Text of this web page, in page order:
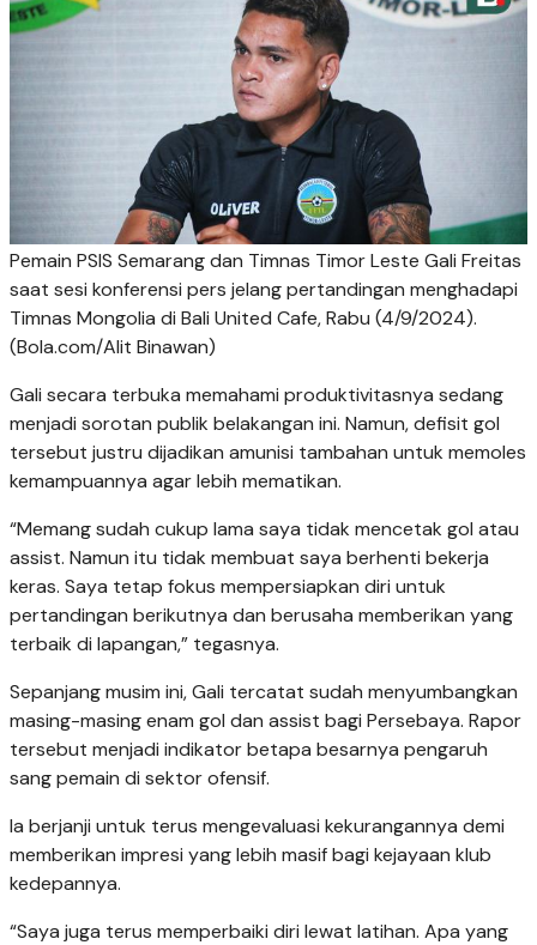
Pemain PSIS Semarang dan Timnas Timor Leste Gali Freitas
saat sesi konferensi pers jelang pertandingan menghadapi
Timnas Mongolia di Bali United Cafe, Rabu (4/9/2024).
(Bola.com/Alit Binawan)
Gali secara terbuka memahami produktivitasnya sedang
menjadi sorotan publik belakangan ini. Namun, defisit gol
tersebut justru dijadikan amunisi tambahan untuk memoles
kemampuannya agar lebih mematikan.
“Memang sudah cukup lama saya tidak mencetak gol atau
assist. Namun itu tidak membuat saya berhenti bekerja
keras. Saya tetap fokus mempersiapkan diri untuk
pertandingan berikutnya dan berusaha memberikan yang
terbaik di lapangan,” tegasnya.
Sepanjang musim ini, Gali tercatat sudah menyumbangkan
masing-masing enam gol dan assist bagi Persebaya. Rapor
tersebut menjadi indikator betapa besarnya pengaruh
sang pemain di sektor ofensif.
Ia berjanji untuk terus mengevaluasi kekurangannya demi
memberikan impresi yang lebih masif bagi kejayaan klub
kedepannya.
“Saya juga terus memperbaiki diri lewat latihan. Apa yang